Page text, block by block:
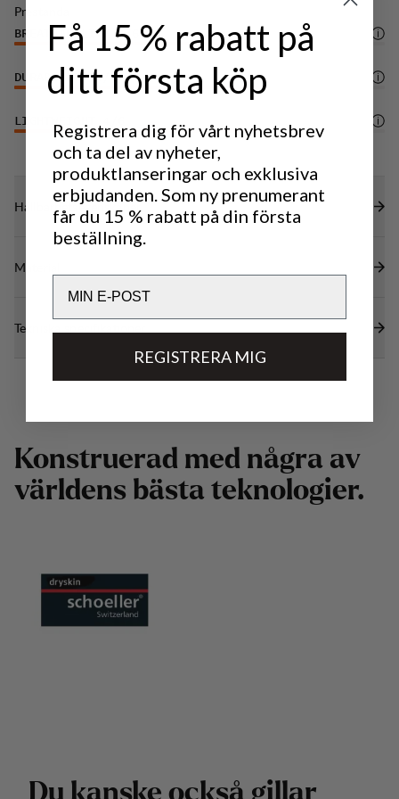
Prestanda
BREATHABILITY 4/6
DURABILITY 4 /6
LIGHTWEIGHT
Hållbarhetsegenskaper
Material
Tekniska specifikationer
Konstruerad med några av
världens bästa teknologier.
Du kanske också gillar
Få 15 % rabatt på
ditt första köp
Registrera dig för vårt nyhetsbrev
och ta del av nyheter,
produktlanseringar och exklusiva
erbjudanden. Som ny prenumerant
får du 15 % rabatt på din första
beställning.
REGISTRERA MIG